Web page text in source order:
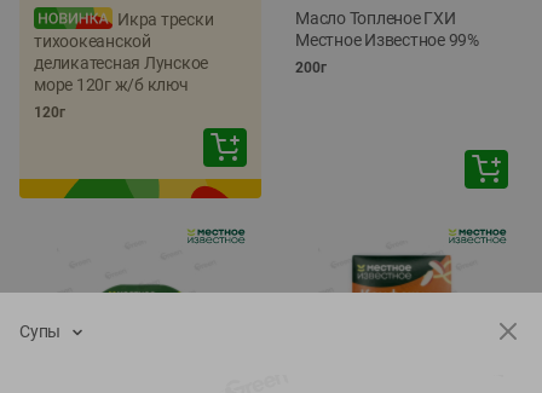
Икра трески
тихоокеанской
деликатесная Лунское
море 120г ж/б ключ
120г
Масло Топленое ГХИ
Местное Известное 99%
200г
Супы